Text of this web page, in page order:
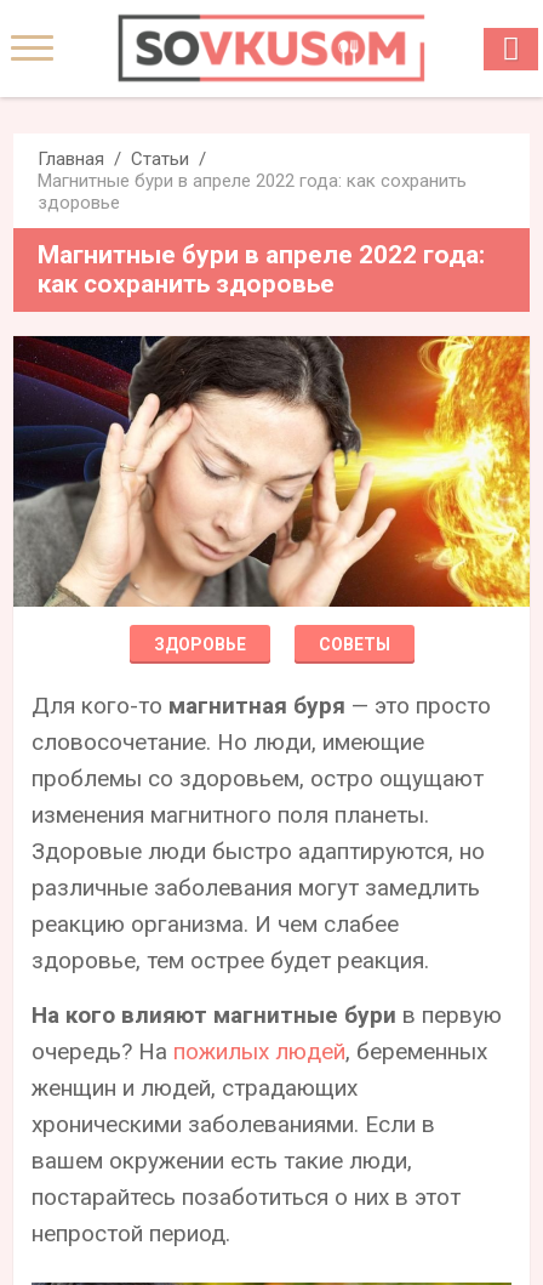
Главная
Статьи
Магнитные бури в апреле 2022 года: как сохранить
здоровье
Магнитные бури в апреле 2022 года:
как сохранить здоровье
ЗДОРОВЬЕ СОВЕТЫ
Для кого-то магнитная буря — это просто
словосочетание. Но люди, имеющие
проблемы со здоровьем, остро ощущают
изменения магнитного поля планеты.
Здоровые люди быстро адаптируются, но
различные заболевания могут замедлить
реакцию организма. И чем слабее
здоровье, тем острее будет реакция.
На кого влияют магнитные бури в первую
очередь? На пожилых людей, беременных
женщин и людей, страдающих
хроническими заболеваниями. Если в
вашем окружении есть такие люди,
постарайтесь позаботиться о них в этот
непростой период.